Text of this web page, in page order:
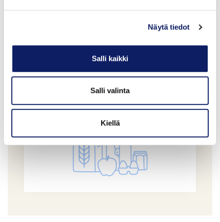
Näytä tiedot
Salli kaikki
Salli valinta
Kiellä
Lipstikan hiivaton ruisleipä n. 500 g